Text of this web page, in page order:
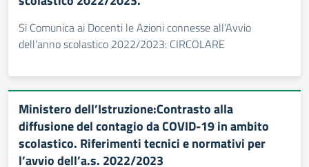
Si Comunica ai Docenti le Azioni connesse all’Avvio
dell’anno scolastico 2022/2023: CIRCOLARE
Ministero dell’Istruzione:Contrasto alla
diffusione del contagio da COVID-19 in ambito
scolastico. Riferimenti tecnici e normativi per
l’avvio dell’a.s. 2022/2023